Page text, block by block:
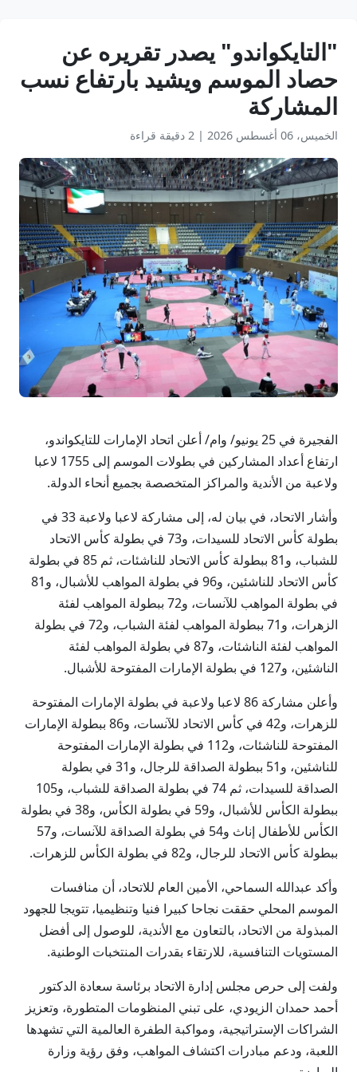
"التايكواندو" يصدر تقريره عن
حصاد الموسم ويشيد بارتفاع نسب
المشاركة
الخميس، 06 أغسطس 2026 | 2 دقيقة قراءة
الفجيرة في 25 يونيو/ وام/ أعلن اتحاد الإمارات للتايكواندو،
ارتفاع أعداد المشاركين في بطولات الموسم إلى 1755 لاعبا
ولاعبة من الأندية والمراكز المتخصصة بجميع أنحاء الدولة.
وأشار الاتحاد، في بيان له، إلى مشاركة لاعبا ولاعبة 33 في
بطولة كأس الاتحاد للسيدات، و73 في بطولة كأس الاتحاد
للشباب، و81 ببطولة كأس الاتحاد للناشئات، ثم 85 في بطولة
كأس الاتحاد للناشئين، و96 في بطولة المواهب للأشبال، و81
في بطولة المواهب للآنسات، و72 ببطولة المواهب لفئة
الزهرات، و71 ببطولة المواهب لفئة الشباب، و72 في بطولة
المواهب لفئة الناشئات، و87 في بطولة المواهب لفئة
الناشئين، و127 في بطولة الإمارات المفتوحة للأشبال.
وأعلن مشاركة 86 لاعبا ولاعبة في بطولة الإمارات المفتوحة
للزهرات، و42 في كأس الاتحاد للآنسات، و86 ببطولة الإمارات
المفتوحة للناشئات، و112 في بطولة الإمارات المفتوحة
للناشئين، و51 ببطولة الصداقة للرجال، و31 في بطولة
الصداقة للسيدات، ثم 74 في بطولة الصداقة للشباب، و105
ببطولة الكأس للأشبال، و59 في بطولة الكأس، و38 في بطولة
الكأس للأطفال إناث و54 في بطولة الصداقة للآنسات، و57
ببطولة كأس الاتحاد للرجال، و82 في بطولة الكأس للزهرات.
وأكد عبدالله السماحي، الأمين العام للاتحاد، أن منافسات
الموسم المحلي حققت نجاحا كبيرا فنيا وتنظيميا، تتويجا للجهود
المبذولة من الاتحاد، بالتعاون مع الأندية، للوصول إلى أفضل
المستويات التنافسية، للارتقاء بقدرات المنتخبات الوطنية.
ولفت إلى حرص مجلس إدارة الاتحاد برئاسة سعادة الدكتور
أحمد حمدان الزيودي، على تبني المنظومات المتطورة، وتعزيز
الشراكات الإستراتيجية، ومواكبة الطفرة العالمية التي تشهدها
اللعبة، ودعم مبادرات اكتشاف المواهب، وفق رؤية وزارة